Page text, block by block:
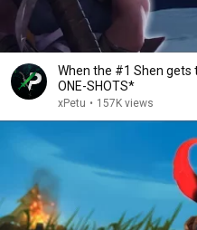
When the #1 Shen gets
ONE-SHOTS*
xPetu • 157K views